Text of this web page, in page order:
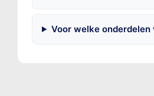
Voor welke